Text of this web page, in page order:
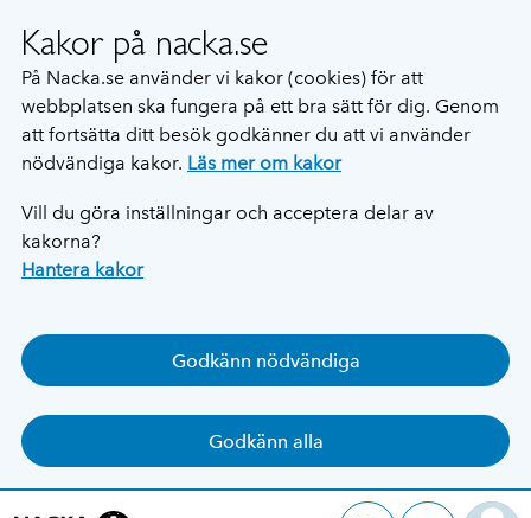
Kakor på nacka.se
På Nacka.se använder vi kakor (cookies) för att
webbplatsen ska fungera på ett bra sätt för dig. Genom
att fortsätta ditt besök godkänner du att vi använder
nödvändiga kakor. Läs mer om kakor
Vill du göra inställningar och acceptera delar av
kakorna?
Hantera kakor
Godkänn nödvändiga
Godkänn alla